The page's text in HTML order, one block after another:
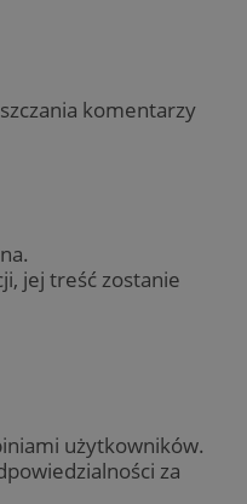
komentarzy
jej treść zostanie
użytkowników.
za